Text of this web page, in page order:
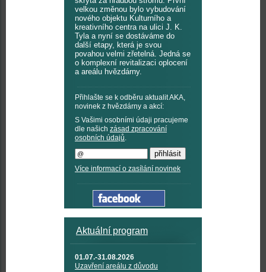
velkou změnou bylo vybudování
nového objektu Kulturního a
kreativního centra na ulici J. K.
Tyla a nyní se dostáváme do
další etapy, která je svou
povahou velmi zřetelná. Jedná se
o komplexní revitalizaci oplocení
a areálu hvězdárny.
Přihlašte se k odběru aktualit AKA,
novinek z hvězdárny a akcí:
S Vašimi osobními údaji pracujeme
dle našich zásad zpracování
osobních údajů.
Více informací o zasílání novinek
Aktuální program
01.07.-31.08.2026
Uzavření areálu z důvodu